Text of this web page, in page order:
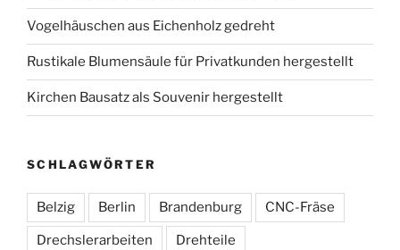
Vogelhäuschen aus Eichenholz gedreht
Rustikale Blumensäule für Privatkunden hergestellt
Kirchen Bausatz als Souvenir hergestellt
SCHLAGWÖRTER
Belzig Berlin Brandenburg CNC-Fräse
Drechslerarbeiten Drehteile